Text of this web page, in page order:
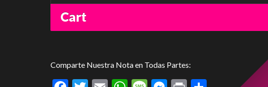
Cart
Comparte Nuestra Nota en Todas Partes: